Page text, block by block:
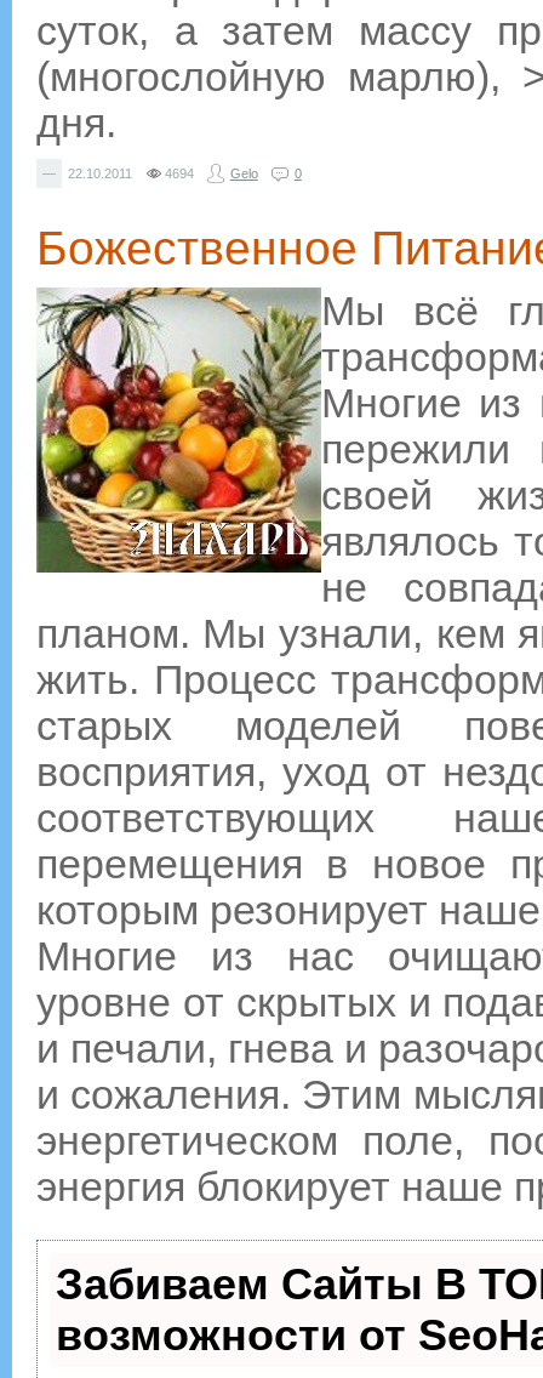
суток, а затем массу
(многослойную марлю),
дня.
— 22.10.2011 4694 Gelo 0
Божественное
Мы всё
Многие из
пережили
своей
являлось
не
планом. Мы узнали, кем
жить. Процесс
старых моделей
восприятия, уход от
соответствующих
перемещения в новое
которым резонирует
Многие из нас
уровне от скрытых и
и печали, гнева и
и сожаления. Этим
энергетическом поле,
энергия блокирует наше
Забиваем Сайты В
возможности от